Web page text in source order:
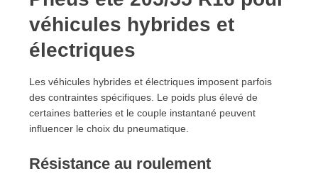
véhicules hybrides et
électriques
Les véhicules hybrides et électriques imposent parfois
des contraintes spécifiques. Le poids plus élevé de
certaines batteries et le couple instantané peuvent
influencer le choix du pneumatique.
Résistance au roulement